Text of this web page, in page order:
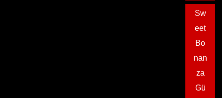
Sw
eet
Bo
nan
za
Gü